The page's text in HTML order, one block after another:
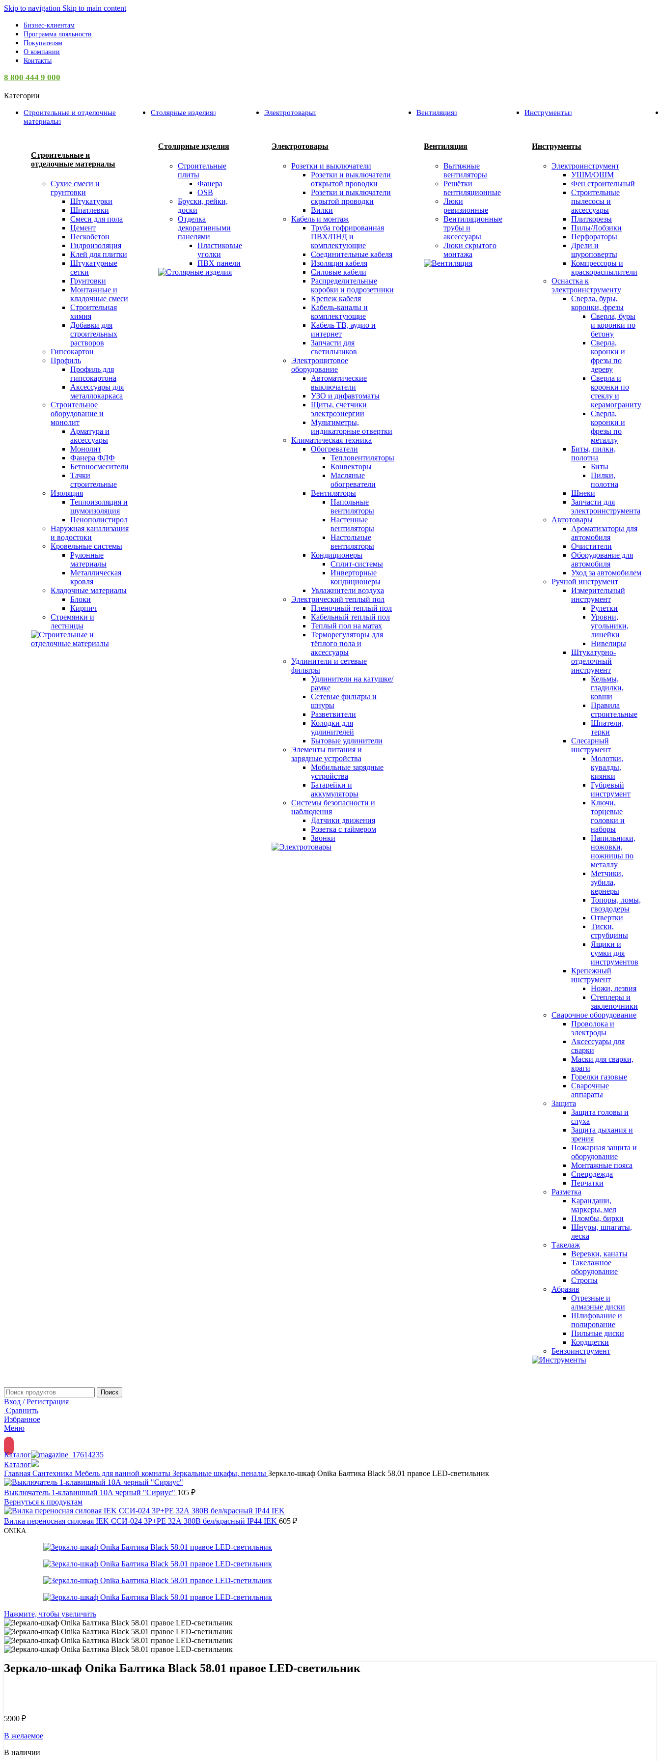
Skip to navigation Skip to main content
Бизнес-клиентам
Программа лояльности
Покупателям
О компании
Контакты
8 800 444 9 000
Категории
Строительные и отделочные
материалы
Строительные и
отделочные материалы
Сухие смеси и
грунтовки
Штукатурки
Шпатлевки
Смеси для пола
Цемент
Пескобетон
Гидроизоляция
Клей для плитки
Штукатурные
сетки
Грунтовки
Монтажные и
кладочные смеси
Строительная
химия
Добавки для
строительных
растворов
Гипсокартон
Профиль
Профиль для
гипсокартона
Аксессуары для
металлокаркаса
Строительное
оборудование и
монолит
Арматура и
аксессуары
Монолит
Фанера ФЛФ
Бетоносмесители
Тачки
строительные
Изоляция
Теплоизоляция и
шумоизоляция
Пенополистирол
Наружная канализация
и водостоки
Кровельные системы
Рулонные
материалы
Металлическая
кровля
Кладочные материалы
Блоки
Кирпич
Стремянки и
лестницы
Столярные изделия
Столярные изделия
Строительные
плиты
Фанера
OSB
Бруски, рейки,
доски
Отделка
декоративными
панелями
Пластиковые
уголки
ПВХ панели
Электротовары
Электротовары
Розетки и выключатели
Розетки и выключатели
открытой проводки
Розетки и выключатели
скрытой проводки
Вилки
Кабель и монтаж
Труба гофрированная
ПВХ/ПНД и
комплектующие
Соединительные кабеля
Изоляция кабеля
Силовые кабели
Распределительные
коробки и подрозетники
Крепеж кабеля
Кабель-каналы и
комплектующие
Кабель ТВ, аудио и
интернет
Запчасти для
светильников
Электрощитовое
оборудование
Автоматические
выключатели
УЗО и дифавтоматы
Щиты, счетчики
электроэнергии
Мультиметры,
индикаторные отвертки
Климатическая техника
Обогреватели
Тепловентиляторы
Конвекторы
Масляные
обогреватели
Вентиляторы
Напольные
вентиляторы
Настенные
вентиляторы
Настольные
вентиляторы
Кондиционеры
Сплит-системы
Инверторные
кондиционеры
Увлажнители воздуха
Электрический теплый пол
Пленочный теплый пол
Кабельный теплый пол
Теплый пол на матах
Терморегуляторы для
тёплого пола и
аксессуары
Удлинители и сетевые
фильтры
Удлинители на катушке/
рамке
Сетевые фильтры и
шнуры
Разветвители
Колодки для
удлинителей
Бытовые удлинители
Элементы питания и
зарядные устройства
Мобильные зарядные
устройства
Батарейки и
аккумуляторы
Системы безопасности и
наблюдения
Датчики движения
Розетка с таймером
Звонки
Вентиляция
Вентиляция
Вытяжные
вентиляторы
Решётки
вентиляционные
Люки
ревизионные
Вентиляционные
трубы и
аксессуары
Люки скрытого
монтажа
Инструменты
Инструменты
Электроинструмент
УШМ/ОШМ
Фен строительный
Строительные
пылесосы и
аксессуары
Плиткорезы
Пилы/Лобзики
Перфораторы
Дрели и
шуроповерты
Компрессоры и
краскораспылители
Оснастка к
электроинструменту
Сверла, буры,
коронки, фрезы
Сверла, буры
и коронки по
бетону
Сверла,
коронки и
фрезы по
дереву
Сверла и
коронки по
стеклу и
керамограниту
Сверла,
коронки и
фрезы по
металлу
Биты, пилки,
полотна
Биты
Пилки,
полотна
Шнеки
Запчасти для
электроинструмента
Автотовары
Ароматизаторы для
автомобиля
Очистители
Оборудование для
автомобиля
Уход за автомобилем
Ручной инструмент
Измерительный
инструмент
Рулетки
Уровни,
угольники,
линейки
Нивелиры
Штукатурно-
отделочный
инструмент
Кельмы,
гладилки,
ковши
Правила
строительные
Шпатели,
терки
Слесарный
инструмент
Молотки,
кувалды,
киянки
Губцевый
инструмент
Ключи,
торцевые
головки и
наборы
Напильники,
ножовки,
ножницы по
металлу
Метчики,
зубила,
кернеры
Топоры, ломы,
гвоздодеры
Отвертки
Тиски,
струбцины
Ящики и
сумки для
инструментов
Крепежный
инструмент
Ножи, лезвия
Степлеры и
заклепочники
Сварочное оборудование
Проволока и
электроды
Аксессуары для
сварки
Маски для сварки,
краги
Горелки газовые
Сварочные
аппараты
Защита
Защита головы и
слуха
Защита дыхания и
зрения
Пожарная защита и
оборудование
Монтажные пояса
Спецодежда
Перчатки
Разметка
Карандаши,
маркеры, мел
Пломбы, бирки
Шнуры, шпагаты,
леска
Такелаж
Веревки, канаты
Такелажное
оборудование
Стропы
Абразив
Отрезные и
алмазные диски
Шлифование и
полирование
Пильные диски
Кордщетки
Бензоинструмент
Поиск
Вход / Регистрация
Сравнить
Избранное
Меню
Каталог
Каталог
Главная Сантехника Мебель для ванной комнаты Зеркальные шкафы, пеналы Зеркало-шкаф Onika Балтика Black 58.01 правое LED-светильник
Выключатель 1-клавишный 10А черный "Сириус" 105 ₽
Вернуться к продуктам
Вилка переносная силовая IEK ССИ-024 3Р+РЕ 32А 380В бел/красный IP44 IEK 605 ₽
ONIKA
Нажмите, чтобы увеличить
Зеркало-шкаф Onika Балтика Black 58.01 правое LED-светильник
5900 ₽
В желаемое
В наличии